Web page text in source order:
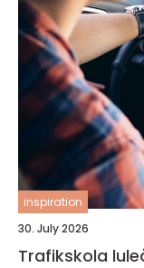
inspiration
30. July 2026
Trafikskola luleå så väljer du rätt